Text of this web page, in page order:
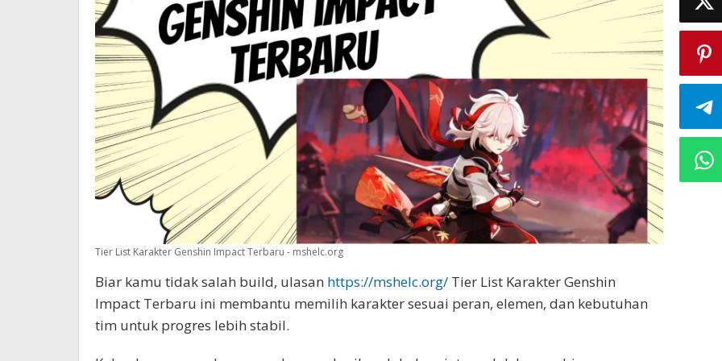
Tier List Karakter Genshin Impact Terbaru - mshelc.org
Biar kamu tidak salah build, ulasan https://mshelc.org/ Tier List Karakter Genshin
Impact Terbaru ini membantu memilih karakter sesuai peran, elemen, dan kebutuhan
tim untuk progres lebih stabil.